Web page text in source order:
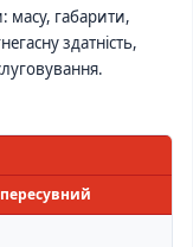
масу, габарити,
здатність,